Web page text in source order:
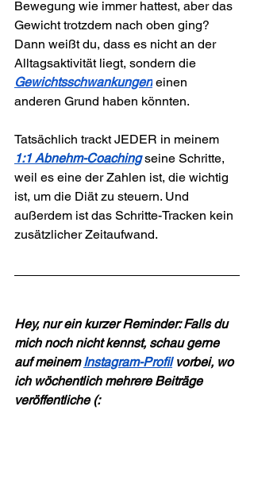
Bewegung wie immer hattest, aber das
Gewicht trotzdem nach oben ging?
Dann weißt du, dass es nicht an der
Alltagsaktivität liegt, sondern die
Gewichtsschwankungen einen
anderen Grund haben könnten.
Tatsächlich trackt JEDER in meinem
1:1 Abnehm-Coaching seine Schritte,
weil es eine der Zahlen ist, die wichtig
ist, um die Diät zu steuern. Und
außerdem ist das Schritte-Tracken kein
zusätzlicher Zeitaufwand.
Hey, nur ein kurzer Reminder: Falls du
mich noch nicht kennst, schau gerne
auf meinem Instagram-Profil vorbei, wo
ich wöchentlich mehrere Beiträge
veröffentliche (: